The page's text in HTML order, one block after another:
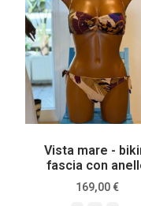
Vista mare -
fascia con
169,00 €